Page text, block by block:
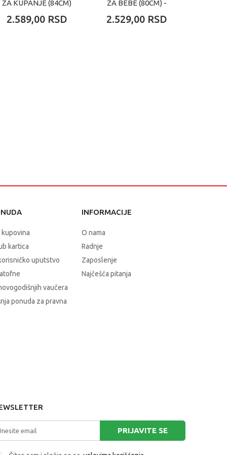
ZA KUPANJE (84CM)
2.589,00 RSD
ZA BEBE (80CM) -
2.529,00 RSD
kartica
uputstvo
vaučera
ponuda za pravna
INFORMACIJE
O nama
Radnje
Zaposlenje
Najčešća pitanja
PRIJAVITE SE